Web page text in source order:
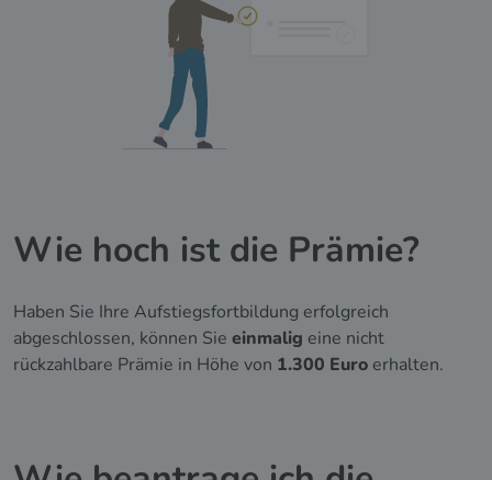
Wie hoch ist die Prämie?
Haben Sie Ihre Aufstiegsfortbildung erfolgreich
abgeschlossen, können Sie einmalig eine nicht
rückzahlbare Prämie in Höhe von 1.300 Euro erhalten.